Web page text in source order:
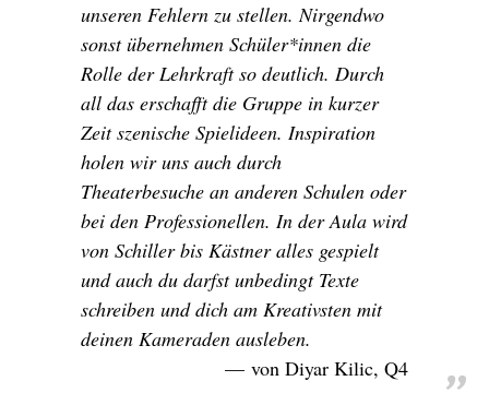
unseren Fehlern zu stellen. Nirgendwo
sonst übernehmen Schüler*innen die
Rolle der Lehrkraft so deutlich. Durch
all das erschafft die Gruppe in kurzer
Zeit szenische Spielideen. Inspiration
holen wir uns auch durch
Theaterbesuche an anderen Schulen oder
bei den Professionellen. In der Aula wird
von Schiller bis Kästner alles gespielt
und auch du darfst unbedingt Texte
schreiben und dich am Kreativsten mit
deinen Kameraden ausleben.
von Diyar Kilic, Q4